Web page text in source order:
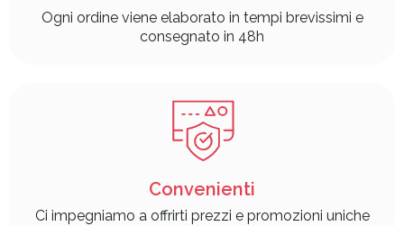
Ogni ordine viene elaborato in tempi brevissimi e
consegnato in 48h
Convenienti
Ci impegniamo a offrirti prezzi e promozioni uniche